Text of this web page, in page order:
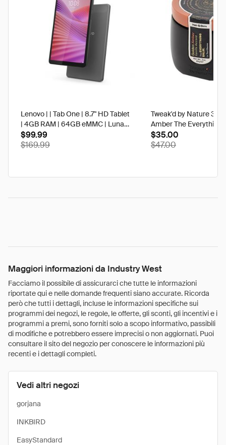
Lenovo | | Tab One | 8.7" HD Tablet
| 4GB RAM | 64GB eMMC | Luna
Grey | Best Buy
$99.99
$169.99
Tweak'd by Nature 3
Amber The Everything
$35.00
$47.00
Maggiori informazioni da Industry West
Facciamo il possibile di assicurarci che tutte le informazioni
riportate qui e nelle domande frequenti siano accurate. Ricorda
però che tutti i dettagli, incluse le informazioni specifiche sui
programmi dei negozi, le regole, le offerte, gli sconti, gli incentivi e i
programmi a premi, sono forniti solo a scopo informativo, passibili
di modifiche e potrebbero essere imprecisi o non aggiornati. Puoi
consultare il sito del negozio per conoscere le informazioni più
recenti e i dettagli completi.
Vedi altri negozi
gorjana
INKBIRD
EasyStandard